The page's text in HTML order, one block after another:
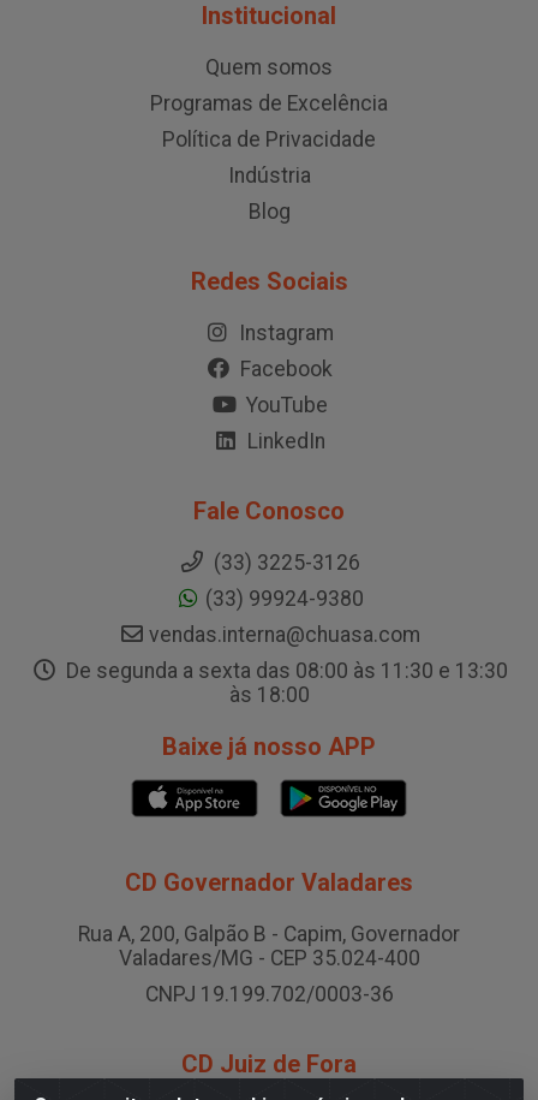
Institucional
Quem somos
Programas de Excelência
Política de Privacidade
Indústria
Blog
Redes Sociais
Instagram
Facebook
YouTube
LinkedIn
Fale Conosco
(33) 3225-3126
(33) 99924-9380
vendas.interna@chuasa.com
De segunda a sexta das 08:00 às 11:30 e 13:30
às 18:00
Baixe já nosso APP
CD Governador Valadares
Rua A, 200, Galpão B - Capim, Governador
Valadares/MG - CEP 35.024-400
CNPJ 19.199.702/0003-36
CD Juiz de Fora